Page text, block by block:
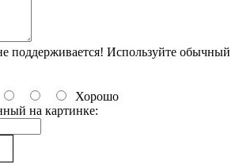
поддерживается! Используйте обычный
Хорошо
на картинке: